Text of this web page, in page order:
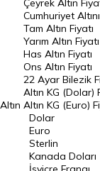
Endeksler
DÖVİZ
Döviz Kuru
Dolar Kuru
Euro Kuru
Pound Kuru
Frank Kuru
Altın
Çeyrek Altın
Cumhuriyet
Tam Altın Fiyatı
Yarım Altın Fiyatı
Has Altın Fiyatı
Ons Altın Fiyatı
22 Ayar Bilezik
Altın KG (Dolar)
Altın KG (Euro)
Dolar
Euro
Sterlin
Kanada Doları